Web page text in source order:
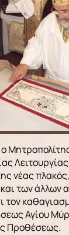
νέας
των άλλων
τον
Αγίου
Προθέσεως.